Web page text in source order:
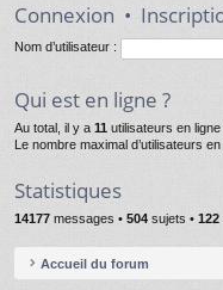
Connexion •
Nom d’utilisateur :
Qui est en ligne ?
Au total, il y a 11 utilisateurs en
Le nombre maximal d’utilisateurs
Statistiques
14177 messages • 504 sujets • 122
Accueil du forum